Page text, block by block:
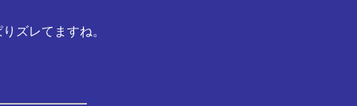
ズレてますね。